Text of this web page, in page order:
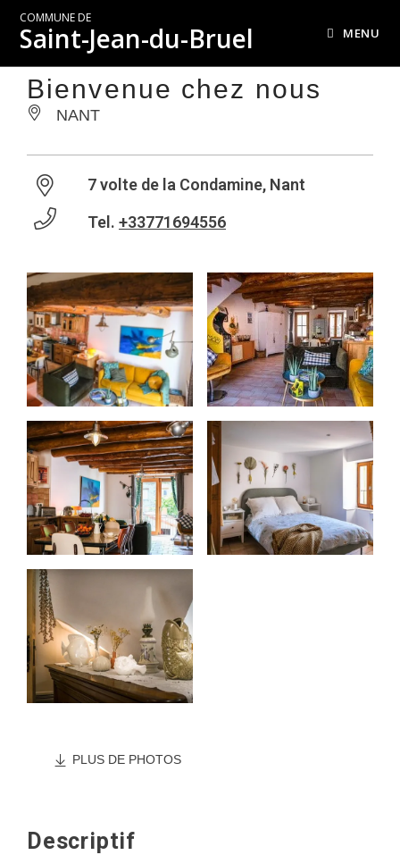
COMMUNE DE
Saint-Jean-du-Bruel MENU
Bienvenue chez nous
NANT
7 volte de la Condamine, Nant
Tel. +33771694556
PLUS DE PHOTOS
Descriptif